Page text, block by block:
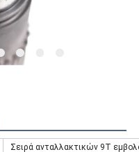
Σειρά ανταλλακτικών 9T